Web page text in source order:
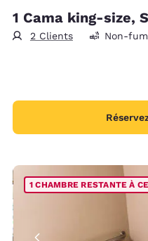
1 Cama king-size,
2 Clients Non-
1 CHAMBRE RESTANTE À